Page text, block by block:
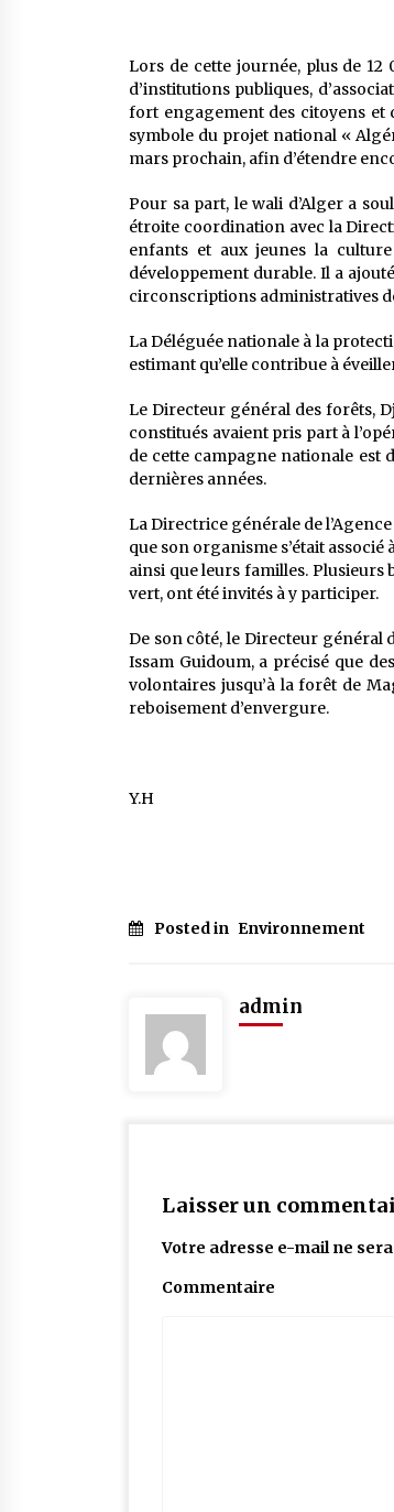
Lors de cette journée, plus de
d’institutions publiques,
fort engagement des citoyens et
symbole du projet national «
mars prochain, afin d’étendre
Pour sa part, le wali d’Alger a
étroite coordination avec la
enfants et aux jeunes la
développement durable. Il a
circonscriptions administratives
La Déléguée nationale à la
estimant qu’elle contribue à
Le Directeur général des forêts,
constitués avaient pris part à
de cette campagne nationale est
dernières années.
La Directrice générale de
que son organisme s’était
ainsi que leurs familles.
vert, ont été invités à y participer.
De son côté, le Directeur général
Issam Guidoum, a précisé que
volontaires jusqu’à la forêt de
reboisement d’envergure.
Y.H
Posted in Environnement
admin
Laisser un
Votre adresse e-mail ne
Commentaire